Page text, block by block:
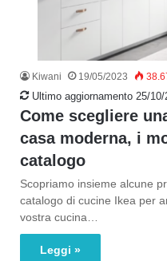
Kiwani 19/05/2023
Ultimo aggiornamento 25/10/
Come scegliere
casa moderna, i
catalogo
Scopriamo insieme alcune
catalogo di cucine Ikea per
vostra cucina…
Leggi »